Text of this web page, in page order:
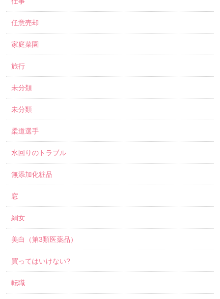
任意売却
家庭菜園
旅行
未分類
未分類
柔道選手
水回りのトラブル
無添加化粧品
窓
絹女
美白（第3類医薬品）
買ってはいけない?
転職